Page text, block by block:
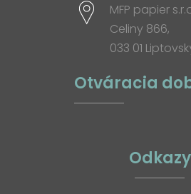
MFP papier
Celiny 866,
033 01
Otváracia
Odkazy